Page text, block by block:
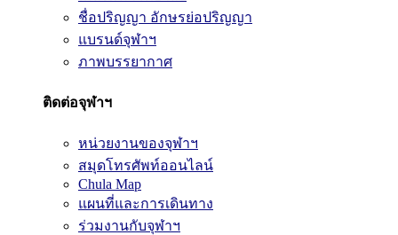
ชื่อปริญญา อักษรย่อปริญญา
แบรนด์จุฬาฯ
ภาพบรรยากาศ
ติดต่อจุฬาฯ
หน่วยงานของจุฬาฯ
สมุดโทรศัพท์ออนไลน์
Chula Map
แผนที่และการเดินทาง
ร่วมงานกับจุฬาฯ